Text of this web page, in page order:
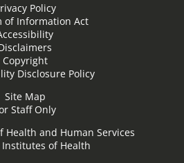
Policy
of Information Act
Copyright
Disclosure Policy
Site Map
Staff Only
Health and Human Services
of Health